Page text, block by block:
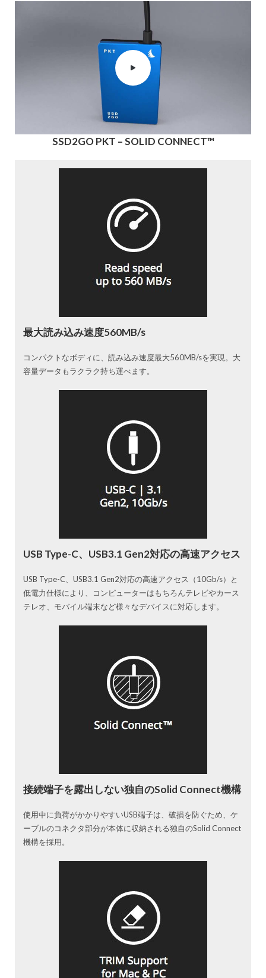
SSD2GO PKT – SOLID CONNECT™
最大読み込み速度560MB/s
コンパクトなボディに、読み込み速度最大560MB/sを実現。大
容量データもラクラク持ち運べます。
USB Type-C、USB3.1 Gen2対応の高速アクセス
USB Type-C、USB3.1 Gen2対応の高速アクセス（10Gb/s）と
低電力仕様により、コンピューターはもちろんテレビやカース
テレオ、モバイル端末など様々なデバイスに対応します。
接続端子を露出しない独自のSolid Connect機構
使用中に負荷がかかりやすいUSB端子は、破損を防ぐため、ケ
ーブルのコネクタ部分が本体に収納される独自のSolid Connect
機構を採用。